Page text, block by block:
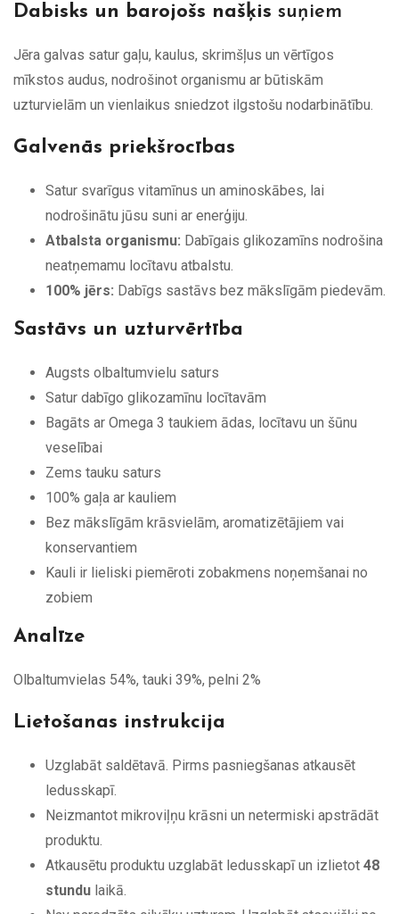
Dabisks un barojošs našķis suņiem
Jēra galvas satur gaļu, kaulus, skrimšļus un vērtīgos
mīkstos audus, nodrošinot organismu ar būtiskām
uzturvielām un vienlaikus sniedzot ilgstošu nodarbinātību.
Galvenās priekšrocības
Satur svarīgus vitamīnus un aminoskābes, lai
nodrošinātu jūsu suni ar enerģiju.
Atbalsta organismu: Dabīgais glikozamīns nodrošina
neatņemamu locītavu atbalstu.
100% jērs: Dabīgs sastāvs bez mākslīgām piedevām.
Sastāvs un uzturvērtība
Augsts olbaltumvielu saturs
Satur dabīgo glikozamīnu locītavām
Bagāts ar Omega 3 taukiem ādas, locītavu un šūnu
veselībai
Zems tauku saturs
100% gaļa ar kauliem
Bez mākslīgām krāsvielām, aromatizētājiem vai
konservantiem
Kauli ir lieliski piemēroti zobakmens noņemšanai no
zobiem
Analīze
Olbaltumvielas 54%, tauki 39%, pelni 2%
Lietošanas instrukcija
Uzglabāt saldētavā. Pirms pasniegšanas atkausēt
ledusskapī.
Neizmantot mikroviļņu krāsni un netermiski apstrādāt
produktu.
Atkausētu produktu uzglabāt ledusskapī un izlietot 48
stundu laikā.